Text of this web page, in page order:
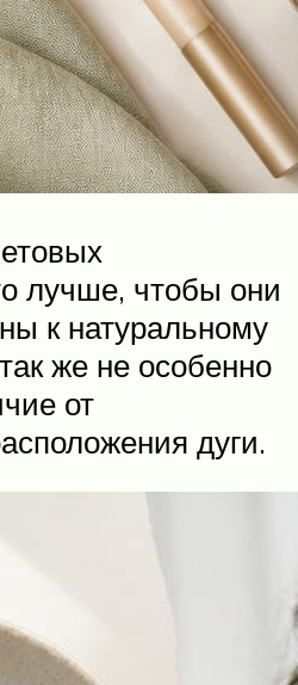
лучше, чтобы они
к натуральному
же не особенно
от
дуги.